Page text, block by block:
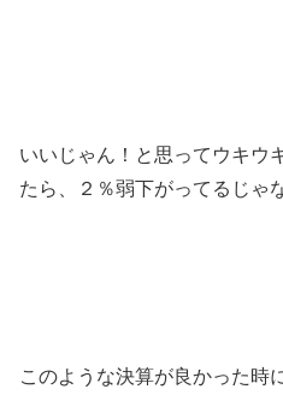
いいじゃん！と思ってウキウ
たら、２％弱下がってるじゃ
このような決算が良かった時